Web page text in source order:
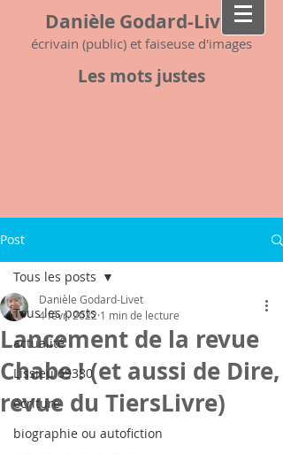
Danièle Godard-Livet
écrivain (public) et faiseuse d'images
Les mots justes
Post
Tous les posts
actualité
Lissieu 69380
écriture
biographie ou autofiction
Tous les posts
Lancement de la revue
Chabe ! (et aussi de Dire,
revue du TiersLivre)
Danièle Godard-Livet
4 févr. 2022 1 min de lecture